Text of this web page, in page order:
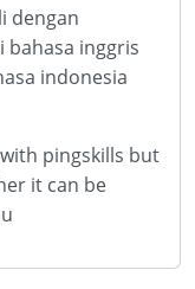
dengan
inggris
indonesia
pingskills but
it can be